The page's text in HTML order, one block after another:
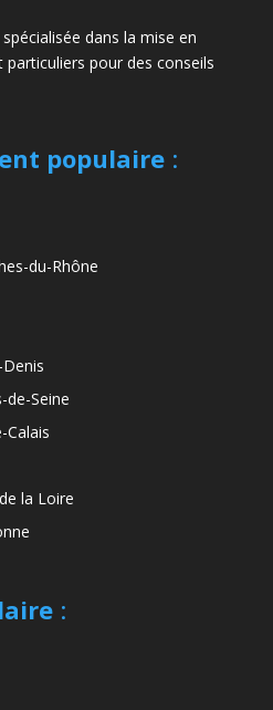
dans la mise en
pour des conseils
populaire:
du-Rhône
de-Seine
Calais
la Loire
: